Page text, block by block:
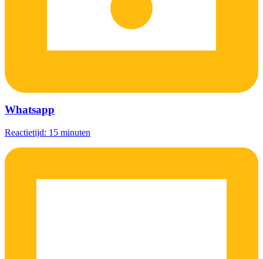
Whatsapp
Reactietijd: 15 minuten